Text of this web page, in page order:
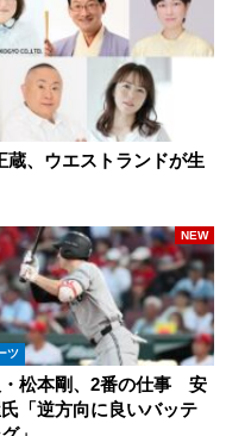
、ウエストランドが生
ツ
・松本剛、2番の仕事 安
「逆方向に良いバッテ
NEW